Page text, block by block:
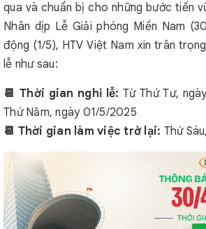
qua và chuẩn bị cho những bước tiến
Nhân dịp Lễ Giải phóng Miền Nam
động (1/5), HTV Việt Nam xin trân
lễ như sau:
📆 Thời gian nghỉ lễ: Từ Thứ Tư,
Thứ Năm, ngày 01/5/2025
📆 Thời gian làm việc trở lại: Thứ